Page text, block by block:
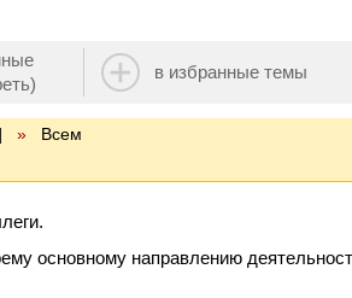
в избранные темы
» Всем
основному направлению